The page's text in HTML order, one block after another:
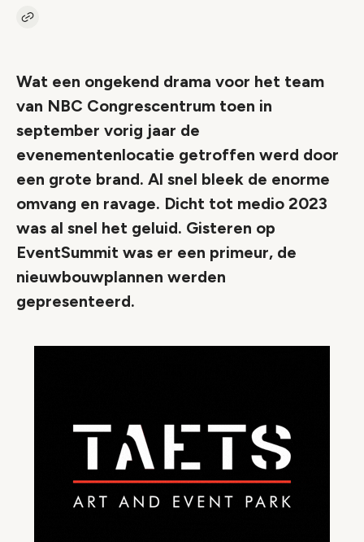
Kopieer link naar artikel
Wat een ongekend drama voor het team
van NBC Congrescentrum toen in
september vorig jaar de
evenementenlocatie getroffen werd door
een grote brand. Al snel bleek de enorme
omvang en ravage. Dicht tot medio 2023
was al snel het geluid. Gisteren op
EventSummit was er een primeur, de
nieuwbouwplannen werden
gepresenteerd.